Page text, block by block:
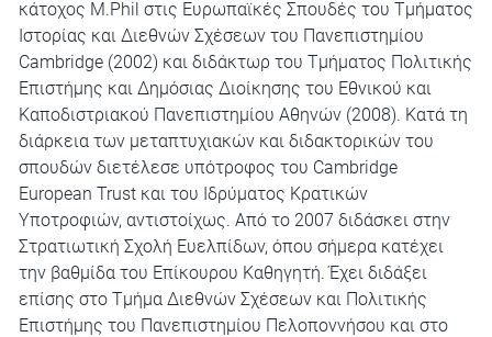
κάτοχος M.Phil στις Ευρωπαϊκές Σπουδές του Τμήματος
Ιστορίας και Διεθνών Σχέσεων του Πανεπιστημίου
Cambridge (2002) και διδάκτωρ του Τμήματος Πολιτικής
Επιστήμης και Δημόσιας Διοίκησης του Εθνικού και
Καποδιστριακού Πανεπιστημίου Αθηνών (2008). Κατά τη
διάρκεια των μεταπτυχιακών και διδακτορικών του
σπουδών διετέλεσε υπότροφος του Cambridge
European Trust και του Ιδρύματος Κρατικών
Υποτροφιών, αντιστοίχως. Από το 2007 διδάσκει στην
Στρατιωτική Σχολή Ευελπίδων, όπου σήμερα κατέχει
την βαθμίδα του Επίκουρου Καθηγητή. Έχει διδάξει
επίσης στο Τμήμα Διεθνών Σχέσεων και Πολιτικής
Επιστήμης του Πανεπιστημίου Πελοποννήσου και στο